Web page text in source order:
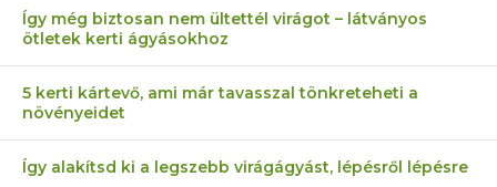
Így még biztosan nem ültettél virágot – látványos
ötletek kerti ágyásokhoz
5 kerti kártevő, ami már tavasszal tönkreteheti a
növényeidet
Így alakítsd ki a legszebb virágágyást, lépésről lépésre